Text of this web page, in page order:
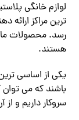
لوازم خانگی
ترین مراکز
رسد. محصولات ما
هستند.
یکی از اساسی
باشند که می
سروکار داریم و